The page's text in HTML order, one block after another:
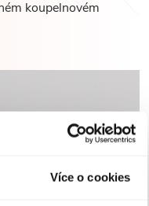
Více o cookies
koupelnovém